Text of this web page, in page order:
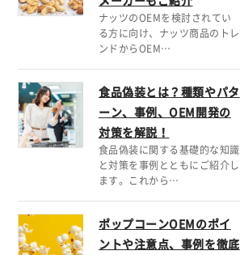
ナッツのOEMを検討されてい
る方に向け、ナッツ商品のトレ
ンドからOEM…
食品偽装とは？種類やパタ
ーン、事例、OEM開発の
対策を解説！
食品偽装に関する基礎的な知識
と対策を事例とともにご紹介し
ます。これから…
ポップコーンOEMのポイ
ントや注意点、事例を徹底